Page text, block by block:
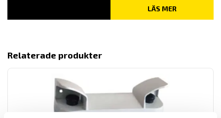
LÄS MER
Relaterade produkter